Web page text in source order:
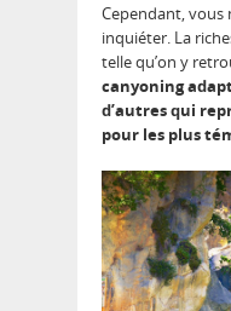
Cependant, vous
inquiéter. La
telle qu’on y
canyoning
d’autres qui
pour les plus